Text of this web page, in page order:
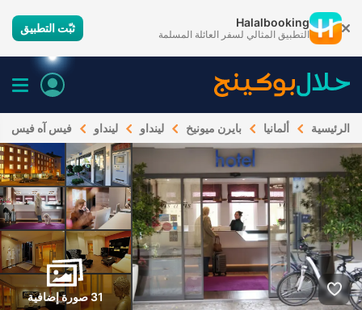
Halalbooking
التطبيق المثالي لسفر العائلة المسلمة ثبّت التطبيق
الرئيسية ألمانيا بايرن ميونيخ لينداو لينداو فيس آه فيس
31 صورة إضافية